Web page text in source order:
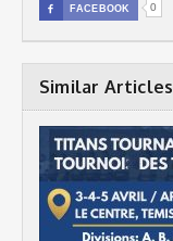
 FACEBOOK 0
Similar Articles